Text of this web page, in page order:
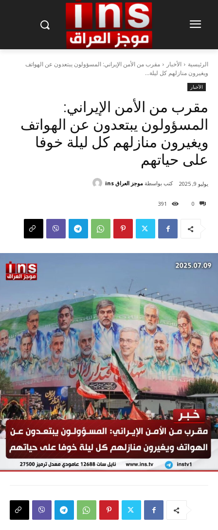
الرئيسية الأخبار
مقرب من الأمن الإيراني: المسؤولون يبتعدون عن الهواتف
ويغيرون منازلهم كل ليلة...
الأخبار
مقرب من الأمن الإيراني:
المسؤولون يبتعدون عن الهواتف
ويغيرون منازلهم كل ليلة خوفا
على حياتهم
0
391
يوليو 9, 2025 كتب بواسطة موجز العراق ins